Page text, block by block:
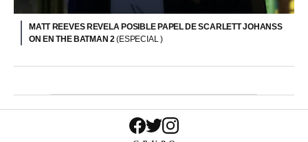
MATT REEVES REVELA POSIBLE PAPEL DE SCARLETT JOHANSS
ON EN THE BATMAN 2(ESPECIAL )